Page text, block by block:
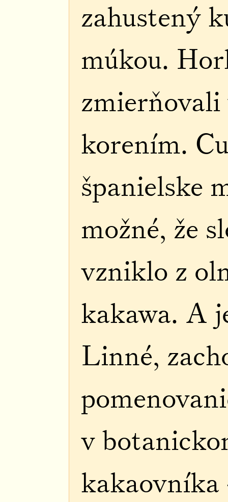
zahustený
múkou.
korením.
španielske
možné, že
vzniklo z
kakawa. A
Linné,
v